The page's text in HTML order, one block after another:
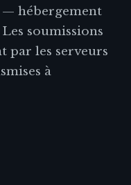
— hébergement
soumissions
par les serveurs
à